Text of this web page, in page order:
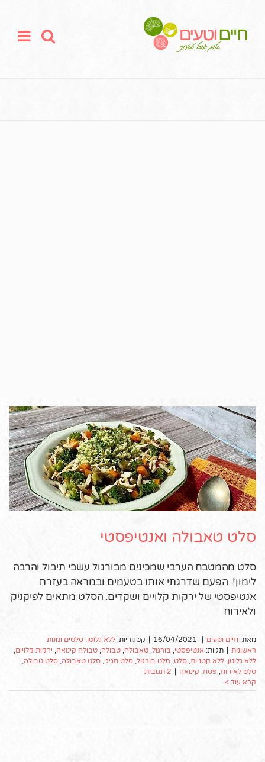
סלט טאבולה ואנטיפסטי
סלט מהמטבח הערבי שמכינים מבורגול עשבי תיבול והרבה
לימון! הפעם שדרגתי אותו בטעמים ובמראה בעזרת
אנטיפסטי של ירקות קלויים ושקדים. הסלט מתאים לפיקניק
ולאירוח
מאת: חיים וטעים 16/04/2021 קטגוריות: ללא גלוטן, סלטים ומנות
ראשונות
תגיות: אנטיפסטי, בורגול, טאבולה, טבולה, טבולה קינואה, ירקות קלויים,
ללא גלוטן, ללא קטניות, סלט, סלט בורגול, סלט חגיגי, סלט טאבולה, סלט טבולה,
סלט לאירוח, פסח, קינואה
2 תגובות
קרא עוד >